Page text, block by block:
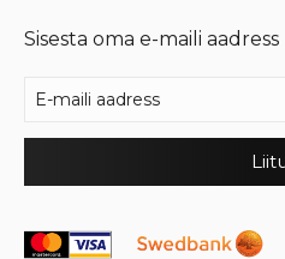
Sisesta oma e-maili